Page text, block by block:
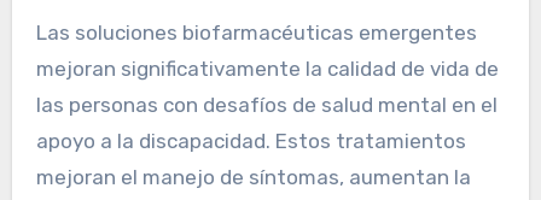
Las soluciones biofarmacéuticas emergentes
mejoran significativamente la calidad de vida de
las personas con desafíos de salud mental en el
apoyo a la discapacidad. Estos tratamientos
mejoran el manejo de síntomas, aumentan la